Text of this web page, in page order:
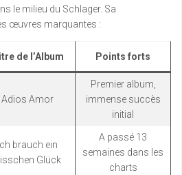
le milieu du Schlager. Sa
œuvres marquantes :
de l’Album Points forts
Adios Amor
Premier album,
immense succès
initial
brauch ein
Glück
A passé 13
semaines dans les
charts